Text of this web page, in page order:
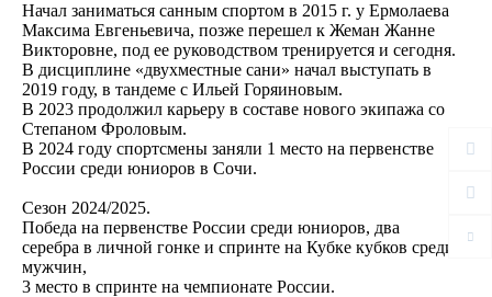
Начал заниматься санным спортом в 2015 г. у Ермолаева
Максима Евгеньевича, позже перешел к Жеман Жанне
Викторовне, под ее руководством тренируется и сегодня.
В дисциплине «двухместные сани» начал выступать в
2019 году, в тандеме с Ильей Горяиновым.
В 2023 продолжил карьеру в составе нового экипажа со
Степаном Фроловым.
В 2024 году спортсмены заняли 1 место на первенстве
России среди юниоров в Сочи.
Сезон 2024/2025.
Победа на первенстве России среди юниоров, два
серебра в личной гонке и спринте на Кубке кубков среди
мужчин,
3 место в спринте на чемпионате России.